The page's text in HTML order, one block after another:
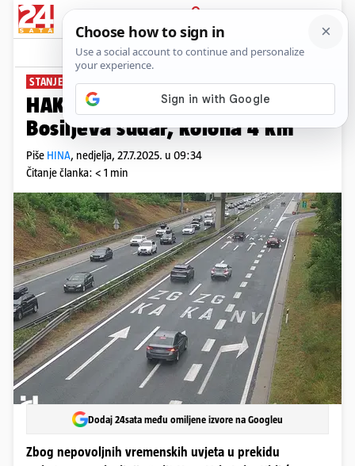
PRIJAVA
News Komentari
STANJE U PROMETU
HAK: Na A1 između Novigrada i
Bosiljeva sudar, kolona 4 km
Piše HINA, nedjelja, 27.7.2025. u 09:34
Čitanje članka: < 1 min
Dodaj 24sata među omiljene izvore na Googleu
Zbog nepovoljnih vremenskih uvjeta u prekidu